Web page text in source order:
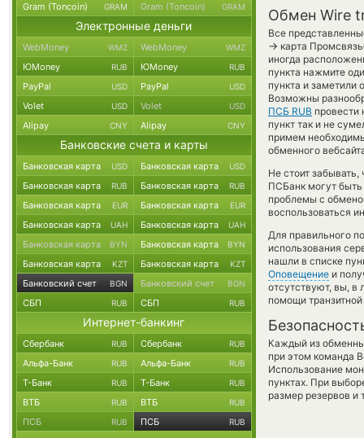
Обмен Wire
Все
→ карта
иногда
пункта нажмите
пункта и заметили
Возможны
ПСБ RUB провести
пункт так и не
примем
обменного
Не стоит
ПСБанк могут
проблемы с
воспользоваться
Для правильного
использования
нашли в списке
Оповещение и
отсутствуют, вы,
помощи
Каждый из
при этом команда
Использование
пунктах. При
размер резервов и
Gram (Toncoin) GRAM Gram (Toncoin) GRAM
Электронные деньги
WebMoney WMZ WebMoney WMZ
ЮMoney RUB ЮMoney RUB
PayPal USD PayPal USD
Volet USD Volet USD
Alipay CNY Alipay CNY
Банковские счета и карты
Банковская карта USD Банковская карта USD
Банковская карта RUB Банковская карта RUB
Банковская карта EUR Банковская карта EUR
Банковская карта UAH Банковская карта UAH
Банковская карта BYN Банковская карта BYN
Банковская карта KZT Банковская карта KZT
Банковский счет BGN Банковский счет BGN
СБП RUB СБП RUB
Интернет-банкинг
Сбербанк RUB Сбербанк RUB
Альфа-Банк RUB Альфа-Банк RUB
Т-Банк RUB Т-Банк RUB
ВТБ RUB ВТБ RUB
ПСБ RUB ПСБ RUB